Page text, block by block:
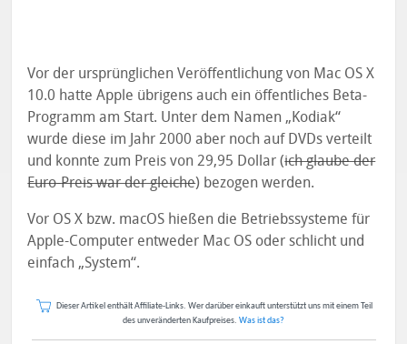
Vor der ursprünglichen Veröffentlichung von Mac OS X
10.0 hatte Apple übrigens auch ein öffentliches Beta-
Programm am Start. Unter dem Namen „Kodiak“
wurde diese im Jahr 2000 aber noch auf DVDs verteilt
und konnte zum Preis von 29,95 Dollar (ich glaube der
Euro-Preis war der gleiche) bezogen werden.
Vor OS X bzw. macOS hießen die Betriebssysteme für
Apple-Computer entweder Mac OS oder schlicht und
einfach „System“.
Dieser Artikel enthält Affiliate-Links. Wer darüber einkauft unterstützt uns mit einem Teil
des unveränderten Kaufpreises. Was ist das?